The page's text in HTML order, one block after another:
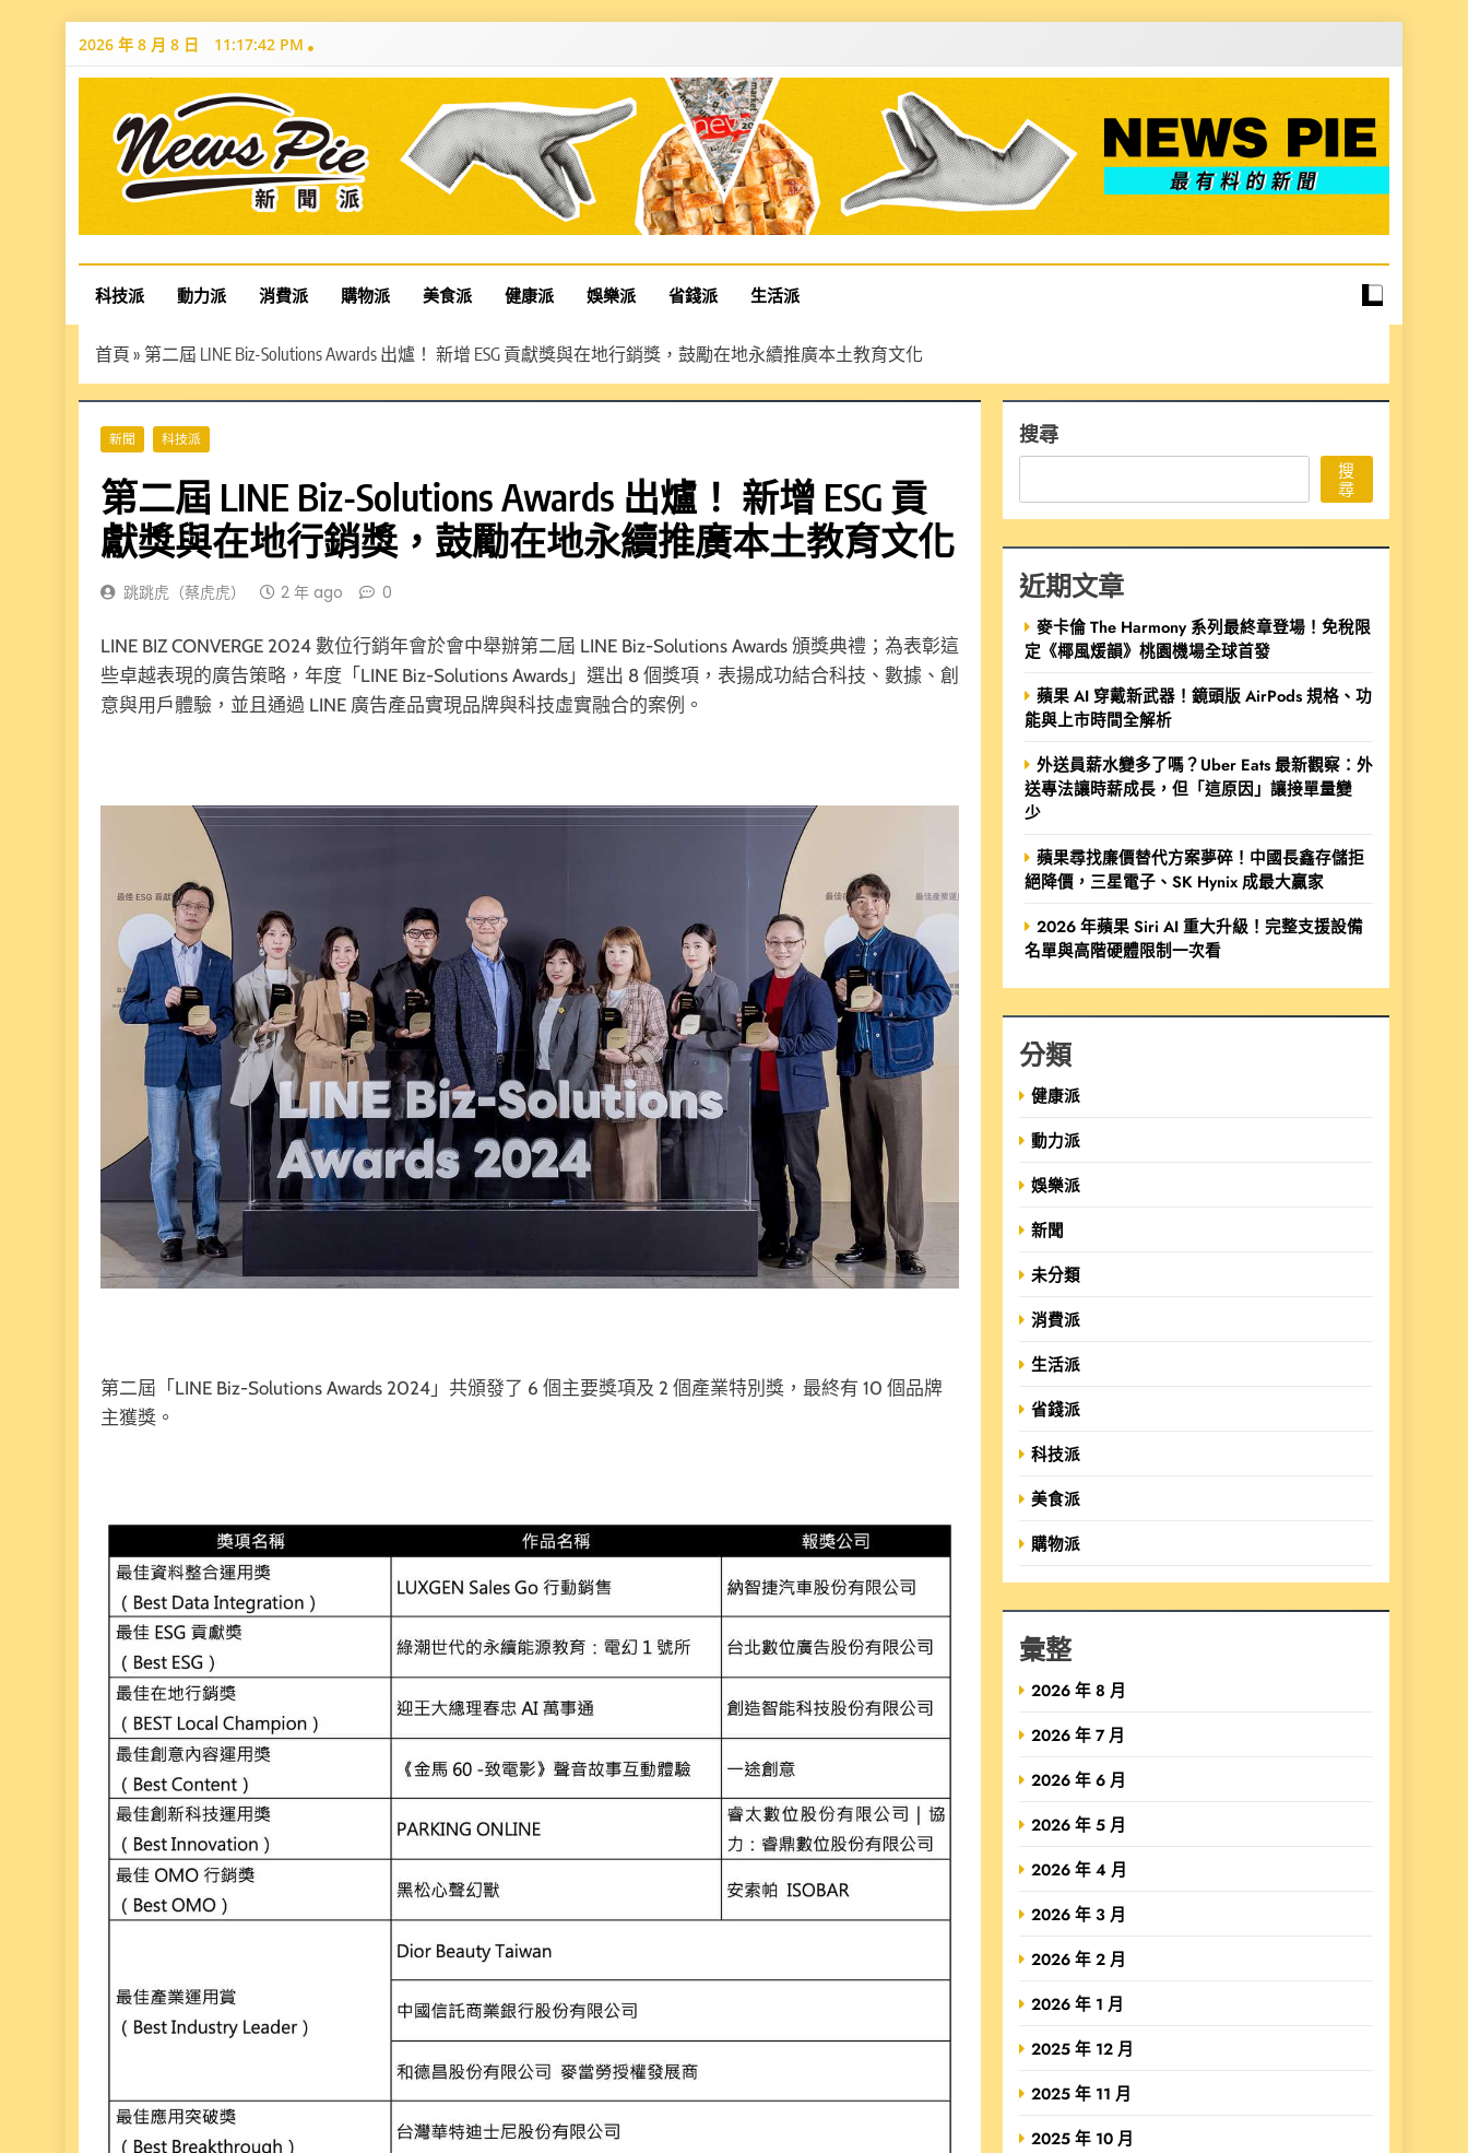
Skip
2026 年 8 月 8 日 11:17:44 PM
News Pie
最有料的新聞
科技派 動力派 消費派 購物派 美食派 健康派 娛樂派 省錢派 生活派
首頁 » 第二屆 LINE Biz-Solutions Awards 出爐！ 新增 ESG 貢獻獎與在地行銷獎，鼓勵在地永續推廣本土教育文化
新聞 科技派
第二屆 LINE Biz-Solutions Awards 出爐！ 新增 ESG 貢
獻獎與在地行銷獎，鼓勵在地永續推廣本土教育文化
跳跳虎（蔡虎虎） 2 年 ago 0
LINE BIZ CONVERGE 2024 數位行銷年會於會中舉辦第二屆 LINE Biz-Solutions Awards 頒獎典禮；為表彰這
些卓越表現的廣告策略，年度「LINE Biz-Solutions Awards」選出 8 個獎項，表揚成功結合科技、數據、創
意與用戶體驗，並且通過 LINE 廣告產品實現品牌與科技虛實融合的案例。
第二屆「LINE Biz-Solutions Awards 2024」共頒發了 6 個主要獎項及 2 個產業特別獎，最終有 10 個品牌
主獲獎。
搜尋
搜
尋
近期文章
麥卡倫 The Harmony 系列最終章登場！免稅限
定《椰風煖韻》桃園機場全球首發
蘋果 AI 穿戴新武器！鏡頭版 AirPods 規格、功
能與上市時間全解析
外送員薪水變多了嗎？Uber Eats 最新觀察：外
送專法讓時薪成長，但「這原因」讓接單量變
少
蘋果尋找廉價替代方案夢碎！中國長鑫存儲拒
絕降價，三星電子、SK Hynix 成最大贏家
2026 年蘋果 Siri AI 重大升級！完整支援設備
名單與高階硬體限制一次看
分類
健康派
動力派
娛樂派
新聞
未分類
消費派
生活派
省錢派
科技派
美食派
購物派
彙整
2026 年 8 月
2026 年 7 月
2026 年 6 月
2026 年 5 月
2026 年 4 月
2026 年 3 月
2026 年 2 月
2026 年 1 月
2025 年 12 月
2025 年 11 月
2025 年 10 月